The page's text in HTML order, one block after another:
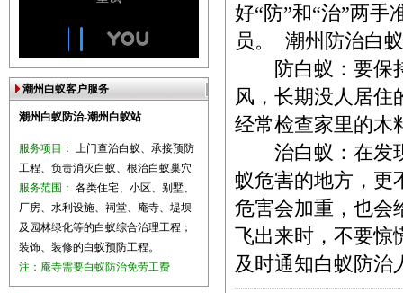
潮州白蚁客户服务
潮州白蚁防治-潮州白蚁站
服务项目： 上门查治白蚁、承接预防
工程、负责消灭白蚁、根治白蚁巢穴
服务范围： 各类住宅、小区、别墅、
厂房、水利设施、祠堂、庵寺、堤坝
及园林绿化等的白蚁综合治理工程；
装饰、装修的白蚁预防工程。
注：庵寺需要白蚁防治免劳工费
好“防”和“治”两手
员。 潮州防治白蚁
防白蚁：要保持
风，长期没人居住
经常检查家里的木
治白蚁：在发现
蚁危害的地方，更
危害会加重，也会
飞出来时，不要惊
及时通知白蚁防治